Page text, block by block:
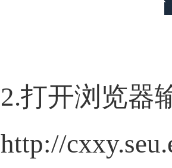
2.打开浏览器
http://